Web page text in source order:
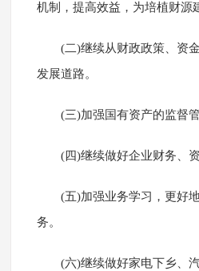
机制，提高效益，为培植财源
(二)继续从财政政策、资
发展道路。
(三)加强国有资产的监督管
(四)继续做好企业财务、
(五)加强业务学习，更好
务。
(六)继续做好家电下乡、